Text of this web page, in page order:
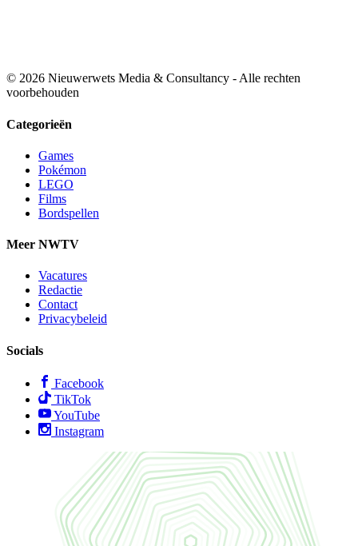
© 2026 Nieuwerwets Media & Consultancy - Alle rechten
voorbehouden
Categorieën
Games
Pokémon
LEGO
Films
Bordspellen
Meer NWTV
Vacatures
Redactie
Contact
Privacybeleid
Socials
Facebook
TikTok
YouTube
Instagram